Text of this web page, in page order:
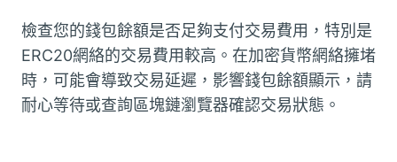
檢查您的錢包餘額是否足夠支付交易費用，特別是
ERC20網絡的交易費用較高。在加密貨幣網絡擁堵
時，可能會導致交易延遲，影響錢包餘額顯示，請
耐心等待或查詢區塊鏈瀏覽器確認交易狀態。